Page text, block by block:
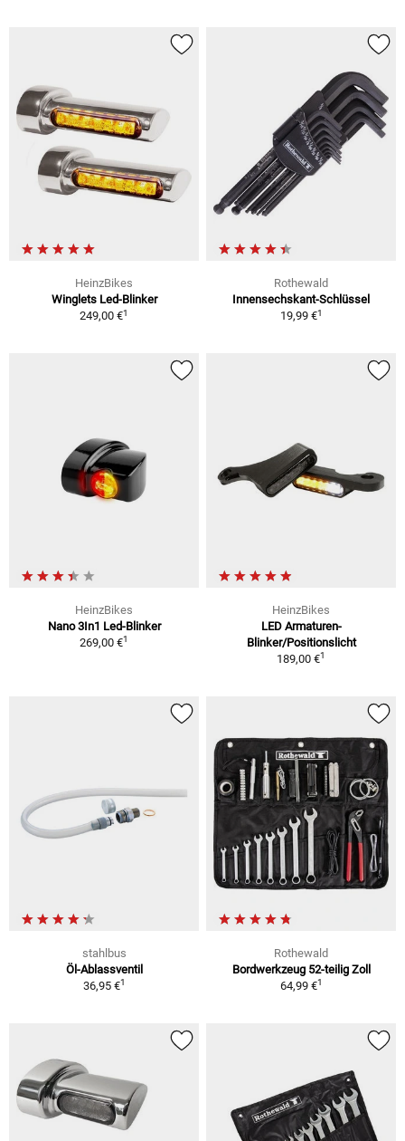
HeinzBikes
Winglets Led-Blinker
249,00 €1
Rothewald
Innensechskant-Schlüssel
19,99 €1
HeinzBikes
Nano 3In1 Led-Blinker
269,00 €1
HeinzBikes
LED Armaturen-
Blinker/Positionslicht
189,00 €1
stahlbus
Öl-Ablassventil
36,95 €1
Rothewald
Bordwerkzeug 52-teilig Zoll
64,99 €1